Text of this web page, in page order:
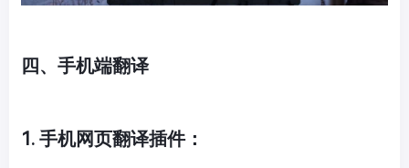
四、手机端翻译
1. 手机网页翻译插件：